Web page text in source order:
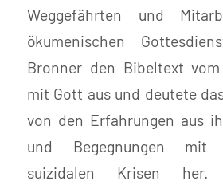
Weggefährten und
ökumenischen
Bronner den Bibeltext
mit Gott aus und deutete
von den Erfahrungen aus
und Begegnungen mit
suizidalen Krisen